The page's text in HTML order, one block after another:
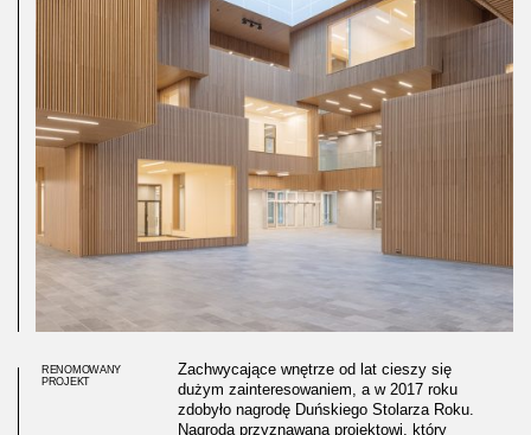
RENOMOWANY
PROJEKT
Zachwycające wnętrze od lat cieszy się
dużym zainteresowaniem, a w 2017 roku
zdobyło nagrodę Duńskiego Stolarza Roku.
Nagroda przyznawana projektowi, który